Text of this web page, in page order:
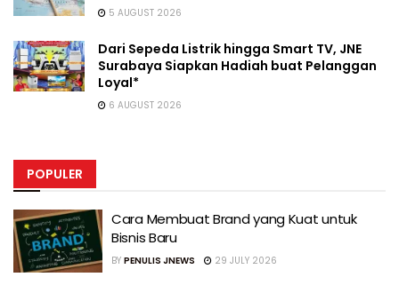
5 AUGUST 2026
Dari Sepeda Listrik hingga Smart TV, JNE
Surabaya Siapkan Hadiah buat Pelanggan
Loyal*
6 AUGUST 2026
POPULER
Cara Membuat Brand yang Kuat untuk
Bisnis Baru
BY PENULIS JNEWS 29 JULY 2026